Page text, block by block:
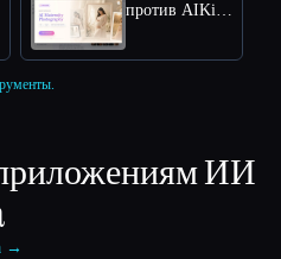
против AIKissfiy
ИИ
→